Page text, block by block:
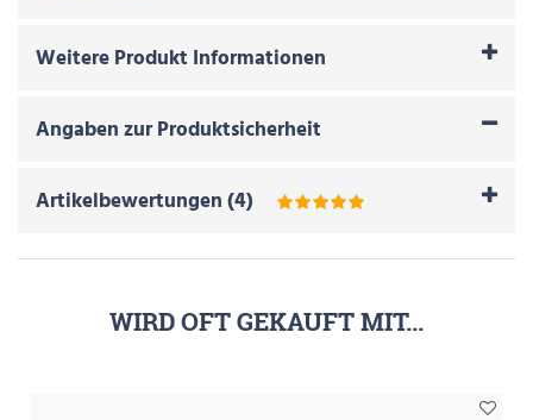
Weitere Produkt Informationen
Angaben zur Produktsicherheit
Artikelbewertungen(4)
WIRD OFT GEKAUFT MIT...